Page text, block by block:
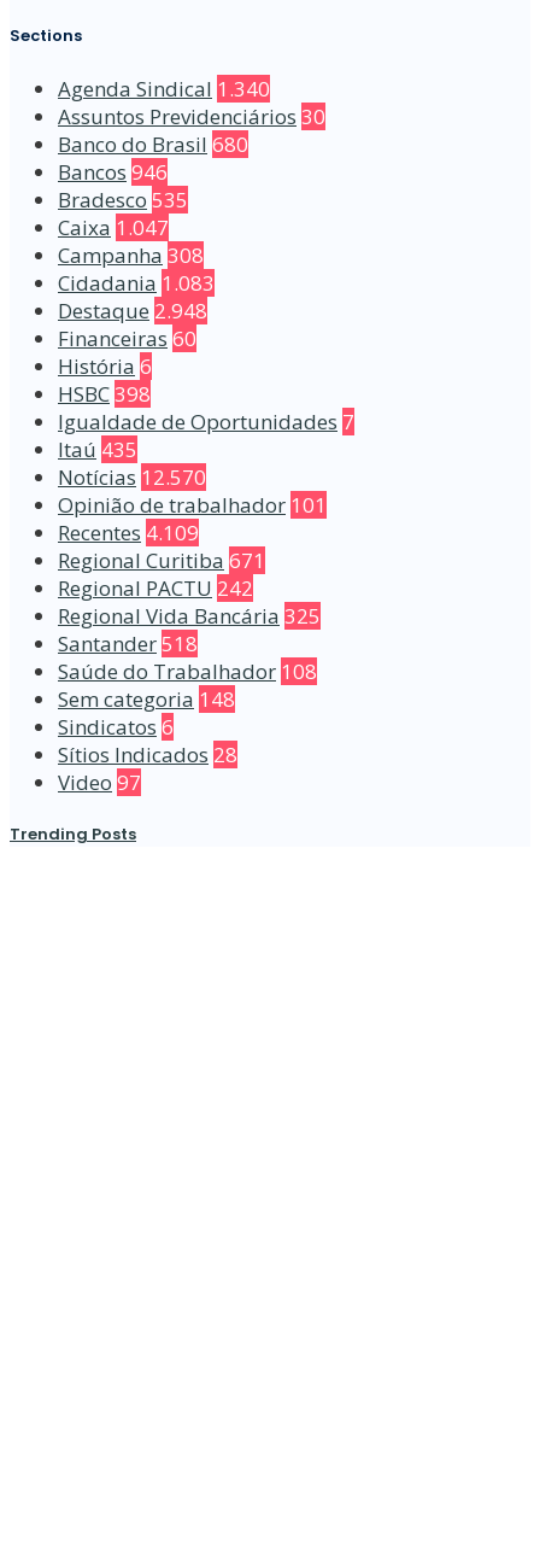
Sections
Agenda Sindical 1.340
Assuntos Previdenciários 30
Banco do Brasil 680
Bancos 946
Bradesco 535
Caixa 1.047
Campanha 308
Cidadania 1.083
Destaque 2.948
Financeiras 60
História 6
HSBC398
Igualdade de Oportunidades 7
Itaú 435
Notícias 12.570
Opinião de trabalhador 101
Recentes 4.109
Regional Curitiba 671
Regional PACTU 242
Regional Vida Bancária 325
Santander518
Saúde do Trabalhador 108
Sem categoria 148
Sindicatos 6
Sítios Indicados 28
Video 97
Trending Posts